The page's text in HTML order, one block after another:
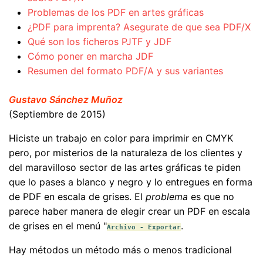
Problemas de los PDF en artes gráficas
¿PDF para imprenta? Asegurate de que sea PDF/X
Qué son los ficheros PJTF y JDF
Cómo poner en marcha JDF
Resumen del formato PDF/A y sus variantes
Gustavo Sánchez Muñoz
(Septiembre de 2015)
Hiciste un trabajo en color para imprimir en CMYK
pero, por misterios de la naturaleza de los clientes y
del maravilloso sector de las artes gráficas te piden
que lo pases a blanco y negro y lo entregues en forma
de PDF en escala de grises. El problema es que no
parece haber manera de elegir crear un PDF en escala
de grises en el menú "Archivo - Exportar.
Hay métodos un método más o menos tradicional